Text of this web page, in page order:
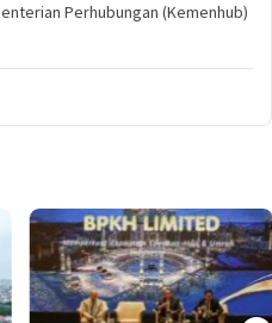
Perhubungan (Kemenhub)